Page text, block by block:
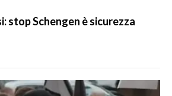
stop Schengen è sicurezza